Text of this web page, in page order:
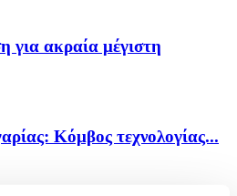
για ακραία μέγιστη
Κόμβος τεχνολογίας...